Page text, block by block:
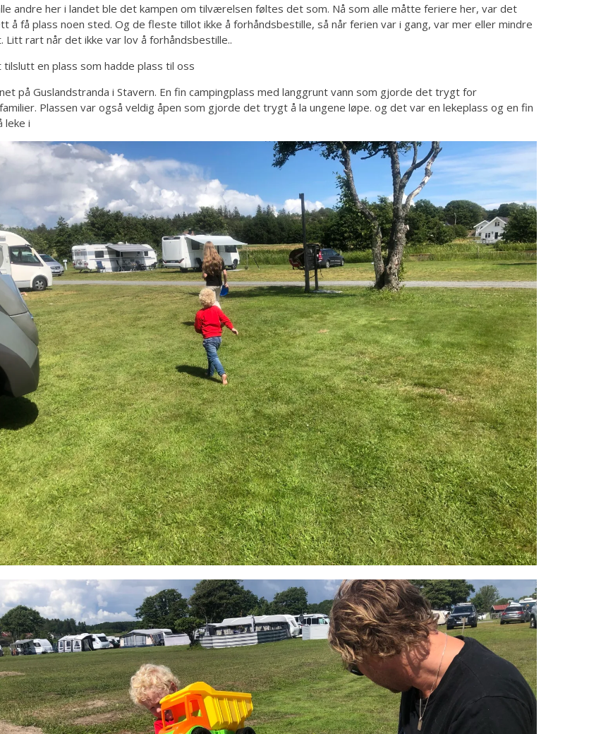
andre her i landet ble det kampen om tilværelsen føltes det som. Nå som alle måtte feriere her, var det
å få plass noen sted. Og de fleste tillot ikke å forhåndsbestille, så når ferien var i gang, var mer eller mindre
Litt rart når det ikke var lov å forhåndsbestille..
tilslutt en plass som hadde plass til oss
på Guslandstranda i Stavern. En fin campingplass med langgrunt vann som gjorde det trygt for
Plassen var også veldig åpen som gjorde det trygt å la ungene løpe. og det var en lekeplass og en fin
leke i